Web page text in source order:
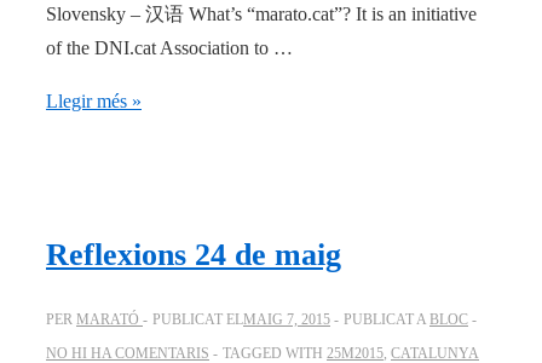
Slovensky – 汉语 What’s “marato.cat”? It is an initiative
of the DNI.cat Association to …
#IndependenceDay
Llegir més »
Reflexions 24 de maig
PER MARATÓ PUBLICAT ELMAIG 7, 2015 PUBLICAT A BLOC
NO HI HA COMENTARIS
TAGGED WITH 25M2015, CATALUNYA